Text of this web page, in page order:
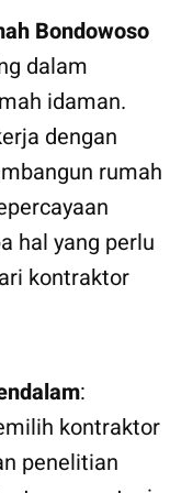
Bondowoso
dalam
idaman.
dengan
rumah
hal yang perlu
kontraktor
:
kontraktor
penelitian